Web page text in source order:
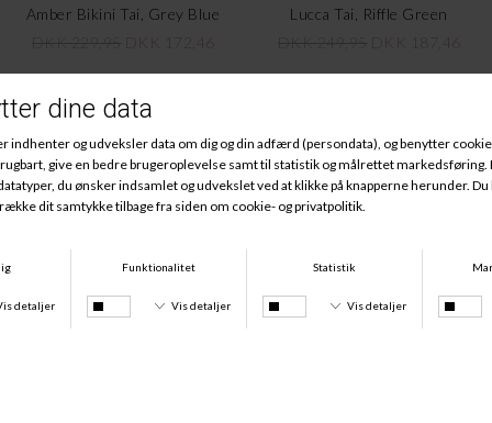
Amber Bikini Tai, Grey Blue
Lucca Tai, Riffle Green
Lilyan Bikini Tai, Rose Blush